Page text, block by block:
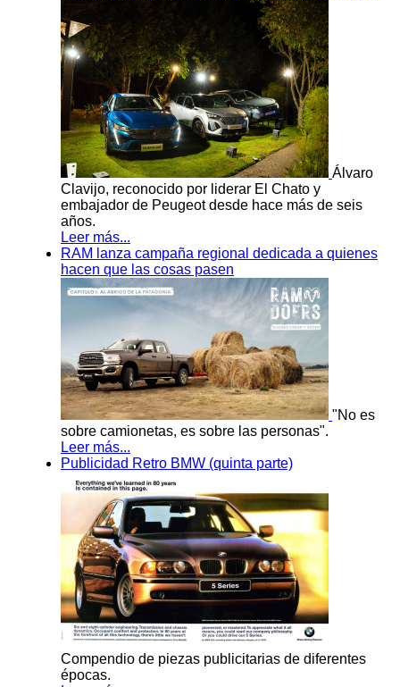
Álvaro
Clavijo, reconocido por liderar El Chato y
embajador de Peugeot desde hace más de seis
años.
Leer más...
RAM lanza campaña regional dedicada a quienes
hacen que las cosas pasen
"No es
sobre camionetas, es sobre las personas".
Leer más...
Publicidad Retro BMW (quinta parte)
Compendio de piezas publicitarias de diferentes
épocas.